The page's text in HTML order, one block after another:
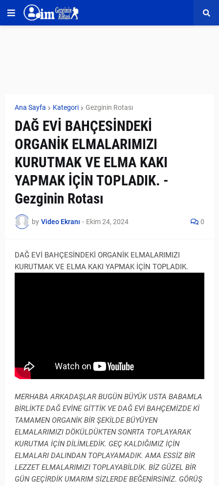
Ana Sayfa Kategori Gezginin Rotası
DAĞ EVİ BAHÇESİNDEKİ
ORGANİK ELMALARIMIZI
KURUTMAK VE ELMA KAKI
YAPMAK İÇİN TOPLADIK. -
Gezginin Rotası
by Video Ekranı - Ekim 24, 2024 0
DAĞ EVİ BAHÇESİNDEKİ ORGANİK ELMALARIMIZI
KURUTMAK VE ELMA KAKI YAPMAK İÇİN TOPLADIK.
MERHABA ARKADAŞLAR BUGÜN BÜYÜK USTA BABAMLA
BİRLİKTE DAĞ EVİNE GİTTİK VE DAĞ EVİ BAHÇEMİZDE Kİ
TAMAMEN ORGANİK BİR ŞEKİLDE BÜYÜYEN
ELMALARIMIZI DÖKÜLDÜKTEN SONRTA TOPLAYARAK
KURUTMA İÇİN DİLİMLEDİK. GEÇ KALDIĞIMIZ İÇİN
ELMALARI DALINDAN TOPLAYAMADIK. AMA ESSİZ BİR
LEZZET ELMALARIMIZI TOPLAYABİLDİK. BİZ GÜZEL BİR
GÜN GEÇİRDİK UMARIM SİZLERDE BEĞENİRSİNİZ. GÖRÜŞ